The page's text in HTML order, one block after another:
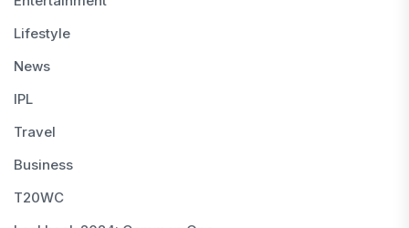
Lifestyle
News
IPL
Travel
Business
T20WC